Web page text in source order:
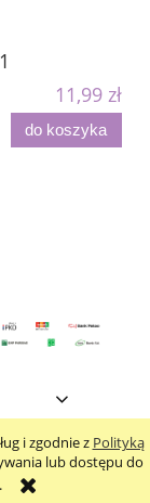
i zgodnie z Polityką
lub dostępu do
11,99 zł
do koszyka
Shoper